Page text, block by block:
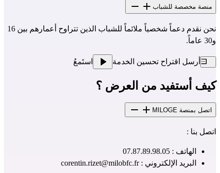
منصة مخصصة للشباب
نحن نقدم دعماً شخصياً ملائماً للشباب الذين تتراوح أعمارهم بين 16
و30 عاماً.
أرسل اقتراح تحسين الخدمة استَمعُ
كيف أستفيد من العرض ؟
اتصل بمنصة MILOGE
اتصل بنا :
الهاتف : 07.87.89.98.05
البريد الإلكتروني :corentin.rizet@milobfc.fr